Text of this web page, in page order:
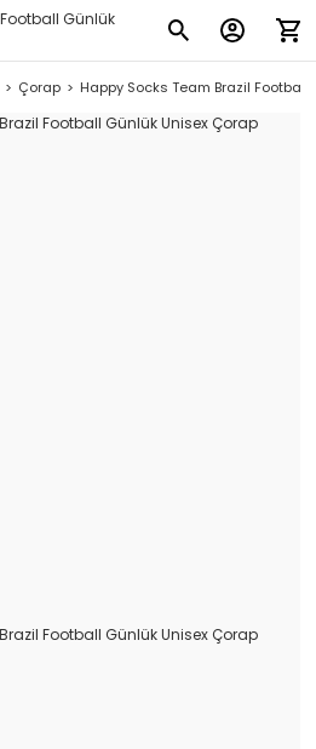
Çorap Happy Socks Team Brazil Football